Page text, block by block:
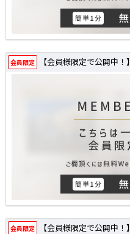
会員限定 【会員様限定で公開中！】
会員限定 【会員様限定で公開中！】